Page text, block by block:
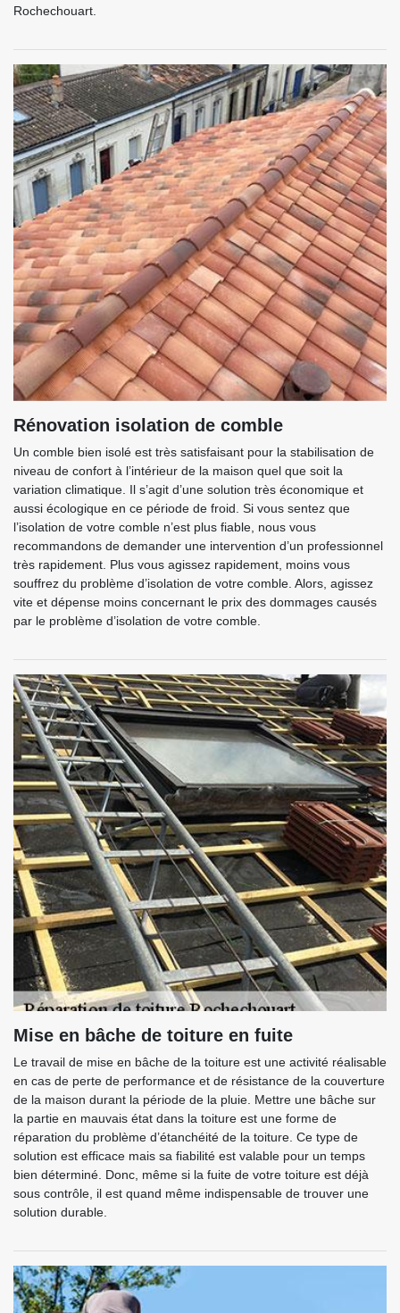
Rochechouart.
Rénovation isolation de comble
Un comble bien isolé est très satisfaisant pour la stabilisation de
niveau de confort à l’intérieur de la maison quel que soit la
variation climatique. Il s’agit d’une solution très économique et
aussi écologique en ce période de froid. Si vous sentez que
l’isolation de votre comble n’est plus fiable, nous vous
recommandons de demander une intervention d’un professionnel
très rapidement. Plus vous agissez rapidement, moins vous
souffrez du problème d’isolation de votre comble. Alors, agissez
vite et dépense moins concernant le prix des dommages causés
par le problème d’isolation de votre comble.
Mise en bâche de toiture en fuite
Le travail de mise en bâche de la toiture est une activité réalisable
en cas de perte de performance et de résistance de la couverture
de la maison durant la période de la pluie. Mettre une bâche sur
la partie en mauvais état dans la toiture est une forme de
réparation du problème d’étanchéité de la toiture. Ce type de
solution est efficace mais sa fiabilité est valable pour un temps
bien déterminé. Donc, même si la fuite de votre toiture est déjà
sous contrôle, il est quand même indispensable de trouver une
solution durable.